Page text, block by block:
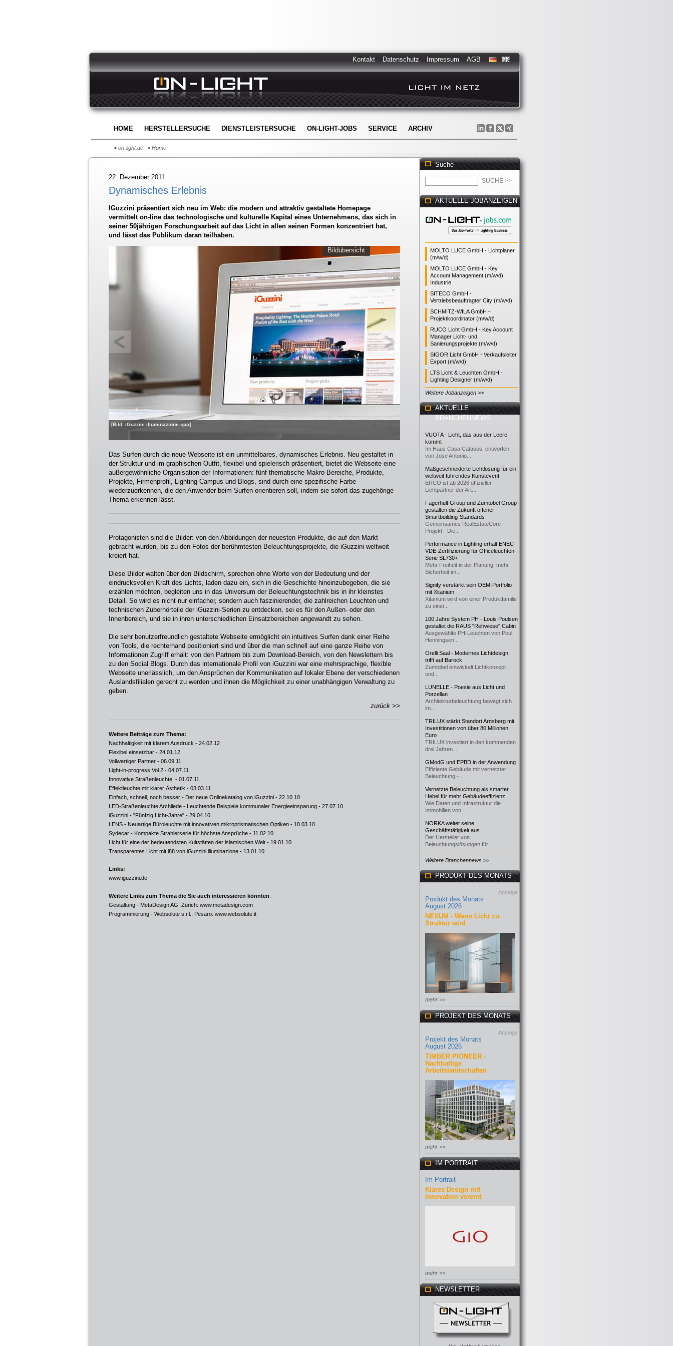
Kontakt Datenschutz Impressum AGB
HOME HERSTELLERSUCHE DIENSTLEISTERSUCHE ON-LIGHT-JOBS SERVICE ARCHIV
> on-light.de > Home
22. Dezember 2011
Dynamisches Erlebnis
IGuzzini präsentiert sich neu im Web: die modern und attraktiv gestaltete Homepage
vermittelt on-line das technologische und kulturelle Kapital eines Unternehmens, das sich in
seiner 50jährigen Forschungsarbeit auf das Licht in allen seinen Formen konzentriert hat,
und lässt das Publikum daran teilhaben.
[Bild: iGuzzini illuminazione spa]
Bildübersicht
Das Surfen durch die neue Webseite ist ein unmittelbares, dynamisches Erlebnis. Neu gestaltet in
der Struktur und im graphischen Outfit, flexibel und spielerisch präsentiert, bietet die Webseite eine
außergewöhnliche Organisation der Informationen: fünf thematische Makro-Bereiche, Produkte,
Projekte, Firmenprofil, Lighting Campus und Blogs, sind durch eine spezifische Farbe
wiederzuerkennen, die den Anwender beim Surfen orientieren soll, indem sie sofort das zugehörige
Thema erkennen lässt.
Protagonisten sind die Bilder: von den Abbildungen der neuesten Produkte, die auf den Markt
gebracht wurden, bis zu den Fotos der berühmtesten Beleuchtungsprojekte, die iGuzzini weltweit
kreiert hat.
Diese Bilder walten über den Bildschirm, sprechen ohne Worte von der Bedeutung und der
eindrucksvollen Kraft des Lichts, laden dazu ein, sich in die Geschichte hineinzubegeben, die sie
erzählen möchten, begleiten uns in das Universum der Beleuchtungstechnik bis in ihr kleinstes
Detail. So wird es nicht nur einfacher, sondern auch faszinierender, die zahlreichen Leuchten und
technischen Zuberhörteile der iGuzzini-Serien zu entdecken, sei es für den Außen- oder den
Innenbereich, und sie in ihren unterschiedlichen Einsatzbereichen angewandt zu sehen.
Die sehr benutzerfreundlich gestaltete Webseite ermöglicht ein intuitives Surfen dank einer Reihe
von Tools, die rechterhand positioniert sind und über die man schnell auf eine ganze Reihe von
Informationen Zugriff erhält: von den Partnern bis zum Download-Bereich, von den Newslettern bis
zu den Social Blogs. Durch das internationale Profil von iGuzzini war eine mehrsprachige, flexible
Webseite unerlässlich, um den Ansprüchen der Kommunikation auf lokaler Ebene der verschiedenen
Auslandsfilialen gerecht zu werden und ihnen die Möglichkeit zu einer unabhängigen Verwaltung zu
geben.
zurück >>
Weitere Beiträge zum Thema:
Nachhaltigkeit mit klarem Ausdruck - 24.02.12
Flexibel einsetzbar - 24.01.12
Vollwertiger Partner - 06.09.11
Light-in-progress Vol.2 - 04.07.11
Innovative Straßenleuchte - 01.07.11
Effektleuchte mit klarer Ästhetik - 03.03.11
Einfach, schnell, noch besser - Der neue Onlinekatalog von iGuzzini - 22.10.10
LED-Straßenleuchte Archilede - Leuchtende Beispiele kommunaler Energieeinsparung - 27.07.10
iGuzzini - "Fünfzig Licht-Jahre" - 29.04.10
LENS - Neuartige Büroleuchte mit innovativen mikroprismatischen Optiken - 18.03.10
Sydecar - Kompakte Strahlerserie für höchste Ansprüche - 11.02.10
Licht für eine der bedeutendsten Kultstätten der islamischen Welt - 19.01.10
Transparentes Licht mit i88 von iGuzzini illuminazione - 13.01.10
Links:
www.iguzzini.de
Weitere Links zum Thema die Sie auch interessieren könnten:
Gestaltung - MetaDesign AG, Zürich: www.metadesign.com
Programmierung - Websolute s.r.l., Pesaro: www.websolute.it
Suche
AKTUELLE JOBANZEIGEN
MOLTO LUCE GmbH - Lichtplaner
(m/w/d)
MOLTO LUCE GmbH - Key
Account Management (m/w/d)
Industrie
SITECO GmbH -
Vertriebsbeauftragter City (m/w/d)
SCHMITZ-WILA GmbH -
Projektkoordinator (m/w/d)
RUCO Licht GmbH - Key Account
Manager Licht- und
Sanierungsprojekte (m/w/d)
SIGOR Licht GmbH - Verkaufsleiter
Export (m/w/d)
LTS Licht & Leuchten GmbH -
Lighting Designer (m/w/d)
Weitere Jobanzeigen >>
AKTUELLE
BRANCHENNEWS
VUOTA - Licht, das aus der Leere
kommt
Im Haus Casa Catasüs, entworfen
von Jose Antonio...
Maßgeschneiderte Lichtlösung für ein
weltweit führendes Kunstevent
ERCO ist ab 2026 offizieller
Lichtpartner der Art...
Fagerhult Group und Zumtobel Group
gestalten die Zukunft offener
Smartbuilding-Standards
Gemeinsames RealEstateCore-
Projekt - Die...
Performance in Lighting erhält ENEC-
VDE-Zertifizierung für Officeleuchten-
Serie SL730+
Mehr Freiheit in der Planung, mehr
Sicherheit im...
Signify verstärkt sein OEM-Portfolio
mit Xitanium
Xitanium wird von einer Produktfamilie
zu einer...
100 Jahre System PH - Louis Poulsen
gestaltet die RAUS "Rehwiese" Cabin
Ausgewählte PH-Leuchten von Poul
Henningsen...
Orelli Saal - Modernes Lichtdesign
trifft auf Barock
Zumtobel entwickelt Lichtkonzept
und...
LUNELLE - Poesie aus Licht und
Porzellan
Architekturbeleuchtung bewegt sich
im...
TRILUX stärkt Standort Arnsberg mit
Investitionen von über 80 Millionen
Euro
TRILUX investiert in den kommenden
drei Jahren...
GModG und EPBD in der Anwendung
Effiziente Gebäude mit vernetzter
Beleuchtung -...
Vernetzte Beleuchtung als smarter
Hebel für mehr Gebäudeeffizienz
Wie Daten und Infrastruktur die
Immobilien von...
NORKA weitet seine
Geschäftstätigkeit aus
Der Hersteller von
Beleuchtungslösungen für...
Weitere Branchennews >>
PRODUKT DES MONATS
Anzeige
Produkt des Monats
August 2026
NEXUM - Wenn Licht zu
Struktur wird
mehr >>
PROJEKT DES MONATS
Anzeige
Projekt des Monats
August 2026
TIMBER PIONEER -
Nachhaltige
Arbeitslandschaften
mehr >>
IM PORTRAIT
Im Portrait
Klares Design mit
Innovation vereint
mehr >>
NEWSLETTER